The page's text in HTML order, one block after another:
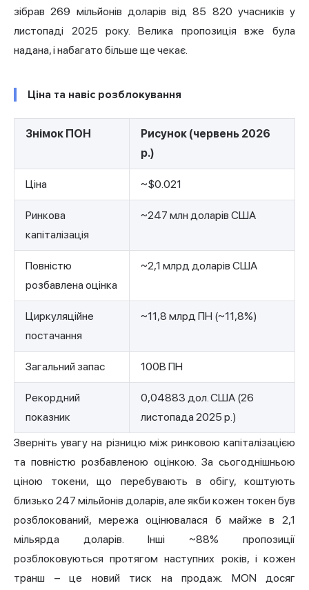
зібрав 269 мільйонів доларів від 85 820 учасників у
листопаді 2025 року. Велика пропозиція вже була
надана, і набагато більше ще чекає.
Ціна та навіс розблокування
Знімок ПОН
Рисунок (червень 2026
р.)
Ціна ~$0.021
Ринкова
капіталізація
~247 млн доларів США
Повністю
розбавлена оцінка
~2,1 млрд доларів США
Циркуляційне
постачання
~11,8 млрд ПН (~11,8%)
Загальний запас 100B ПН
Рекордний
показник
0,04883 дол. США (26
листопада 2025 р.)
Зверніть увагу на різницю між ринковою капіталізацією
та повністю розбавленою оцінкою. За сьогоднішньою
ціною токени, що перебувають в обігу, коштують
близько 247 мільйонів доларів, але якби кожен токен був
розблокований, мережа оцінювалася б майже в 2,1
мільярда доларів. Інші ~88% пропозиції
розблоковуються протягом наступних років, і кожен
транш – це новий тиск на продаж. MON досяг